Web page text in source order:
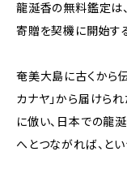
龍涎香の無料鑑定は
寄贈を契機に開始す
奄美大島に古くから
カナヤ」から届けら
に倣い、日本での龍
へとつながれば、とい